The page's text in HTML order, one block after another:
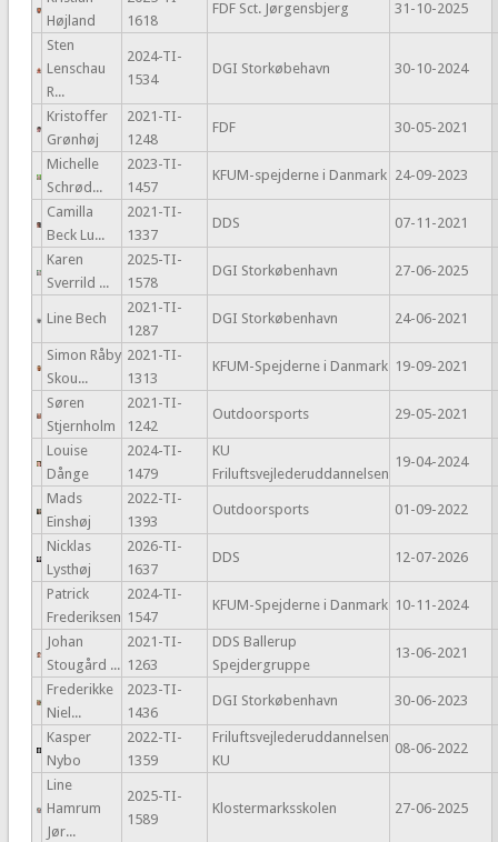
Højland
1618
FDF Sct. Jørgensbjerg 31-10-2025
Sten
Lenschau
R...
2024-TI-
1534
DGI Storkøbehavn 30-10-2024
Kristoffer
Grønhøj
2021-TI-
1248
FDF 30-05-2021
Michelle
Schrød...
2023-TI-
1457
KFUM-spejderne i Danmark 24-09-2023
Camilla
Beck Lu...
2021-TI-
1337
DDS 07-11-2021
Karen
Sverrild ...
2025-TI-
1578
DGI Storkøbenhavn 27-06-2025
Line Bech
2021-TI-
1287
DGI Storkøbenhavn 24-06-2021
Simon Råby
Skou...
2021-TI-
1313
KFUM-Spejderne i Danmark 19-09-2021
Søren
Stjernholm
2021-TI-
1242
Outdoorsports 29-05-2021
Louise
Dånge
2024-TI-
1479
KU
Friluftsvejlederuddannelsen
19-04-2024
Mads
Einshøj
2022-TI-
1393
Outdoorsports 01-09-2022
Nicklas
Lysthøj
2026-TI-
1637
DDS 12-07-2026
Patrick
Frederiksen
2024-TI-
1547
KFUM-Spejderne i Danmark 10-11-2024
Johan
Stougård ...
2021-TI-
1263
DDS Ballerup
Spejdergruppe
13-06-2021
Frederikke
Niel...
2023-TI-
1436
DGI Storkøbenhavn 30-06-2023
Kasper
Nybo
2022-TI-
1359
Friluftsvejlederuddannelsen
KU
08-06-2022
Line
Hamrum
Jør...
2025-TI-
1589
Klostermarksskolen 27-06-2025